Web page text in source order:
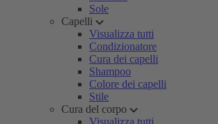
Sole
Capelli
Visualizza tutti
Condizionatore
Cura dei capelli
Shampoo
Colore dei capelli
Stile
Cura del corpo
Visualizza tutti